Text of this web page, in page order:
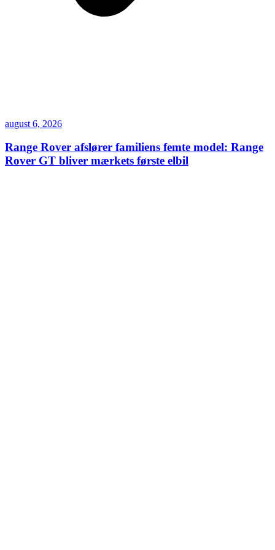
august 6, 2026
Range Rover afslører familiens femte model: Range
Rover GT bliver mærkets første elbil